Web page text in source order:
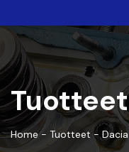
Tuotteet
Home- Tuotteet -Dacia